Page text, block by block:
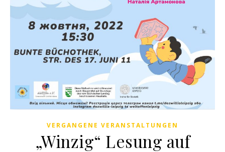
VERGANGENE VERANSTALTUNGEN
„Winzig“ Lesung auf